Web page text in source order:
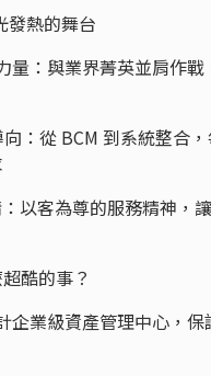
發熱的舞台
：與業界菁英並肩作戰
：從 BCM 到系統整合
以客為尊的服務精神，
酷的事？
企業級資產管理中心，保